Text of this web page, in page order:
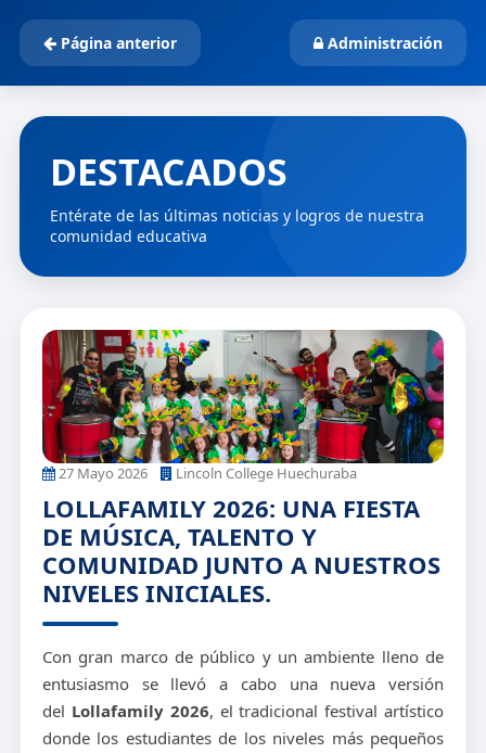
Página anterior Administración
DESTACADOS
Entérate de las últimas noticias y logros de nuestra
comunidad educativa
27 Mayo 2026 Lincoln College Huechuraba
LOLLAFAMILY 2026: UNA FIESTA
DE MÚSICA, TALENTO Y
COMUNIDAD JUNTO A NUESTROS
NIVELES INICIALES.
Con gran marco de público y un ambiente lleno de
entusiasmo se llevó a cabo una nueva versión
del Lollafamily 2026, el tradicional festival artístico
donde los estudiantes de los niveles más pequeños